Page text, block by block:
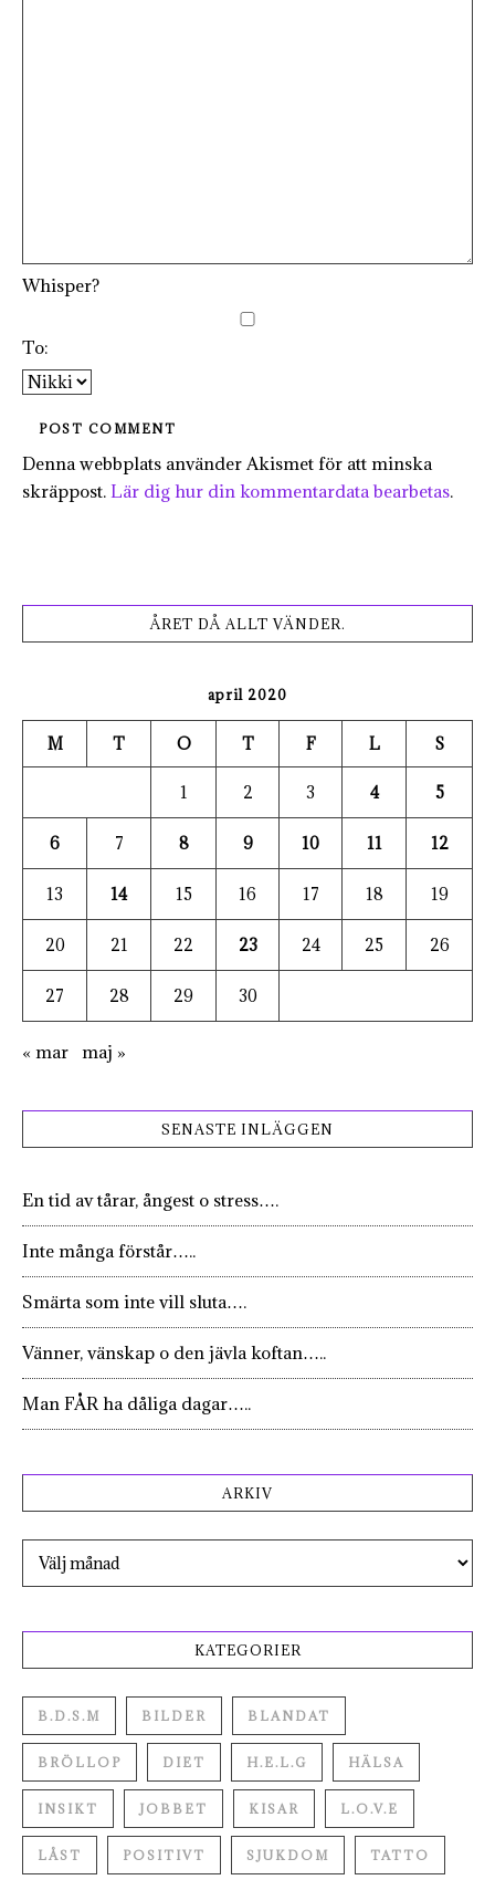
Whisper?
To:
Denna webbplats använder Akismet för att minska
skräppost. Lär dig hur din kommentardata bearbetas.
ÅRET DÅ ALLT VÄNDER.
april 2020
M T O T F L S
1 2 3 4 5
6 7 8 9 10 11 12
13 14 15 16 17 18 19
20 21 22 23 24 25 26
27 28 29 30
« mar maj »
SENASTE INLÄGGEN
En tid av tårar, ångest o stress….
Inte många förstår…..
Smärta som inte vill sluta….
Vänner, vänskap o den jävla koftan…..
Man FÅR ha dåliga dagar…..
ARKIV
Arkiv
KATEGORIER
B.D.S.M BILDER BLANDAT
BRÖLLOP DIET H.E.L.G HÄLSA
INSIKT JOBBET KISAR L.O.V.E
LÅST POSITIVT SJUKDOM TATTO